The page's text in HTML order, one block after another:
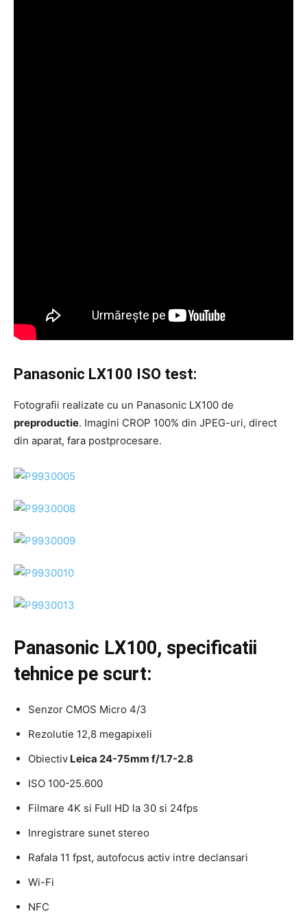
Panasonic LX100 ISO test:
Fotografii realizate cu un Panasonic LX100 de
preproductie. Imagini CROP 100% din JPEG-uri, direct
din aparat, fara postprocesare.
Panasonic LX100, specificatii
tehnice pe scurt:
Senzor CMOS Micro 4/3
Rezolutie 12,8 megapixeli
Obiectiv Leica 24-75mm f/1.7-2.8
ISO 100-25.600
Filmare 4K si Full HD la 30 si 24fps
Inregistrare sunet stereo
Rafala 11 fpst, autofocus activ intre declansari
Wi-Fi
NFC